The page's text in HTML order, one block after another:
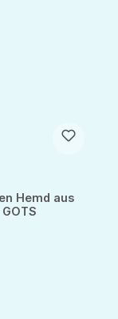
Sternen
Hemd aus